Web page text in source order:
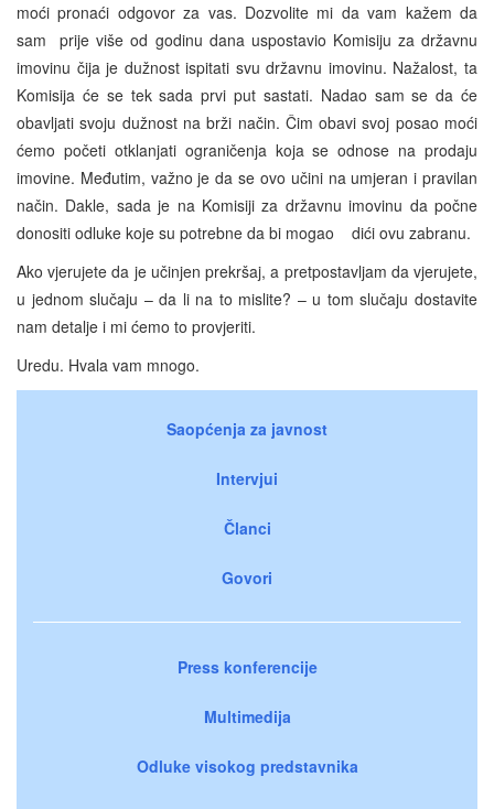
moći pronaći odgovor za vas. Dozvolite mi da vam kažem da
sam prije više od godinu dana uspostavio Komisiju za državnu
imovinu čija je dužnost ispitati svu državnu imovinu. Nažalost, ta
Komisija će se tek sada prvi put sastati. Nadao sam se da će
obavljati svoju dužnost na brži način. Čim obavi svoj posao moći
ćemo početi otklanjati ograničenja koja se odnose na prodaju
imovine. Međutim, važno je da se ovo učini na umjeran i pravilan
način. Dakle, sada je na Komisiji za državnu imovinu da počne
donositi odluke koje su potrebne da bi mogao dići ovu zabranu.
Ako vjerujete da je učinjen prekršaj, a pretpostavljam da vjerujete,
u jednom slučaju – da li na to mislite? – u tom slučaju dostavite
nam detalje i mi ćemo to provjeriti.
Uredu. Hvala vam mnogo.
Saopćenja za javnost
Intervjui
Članci
Govori
Press konferencije
Multimedija
Odluke visokog predstavnika